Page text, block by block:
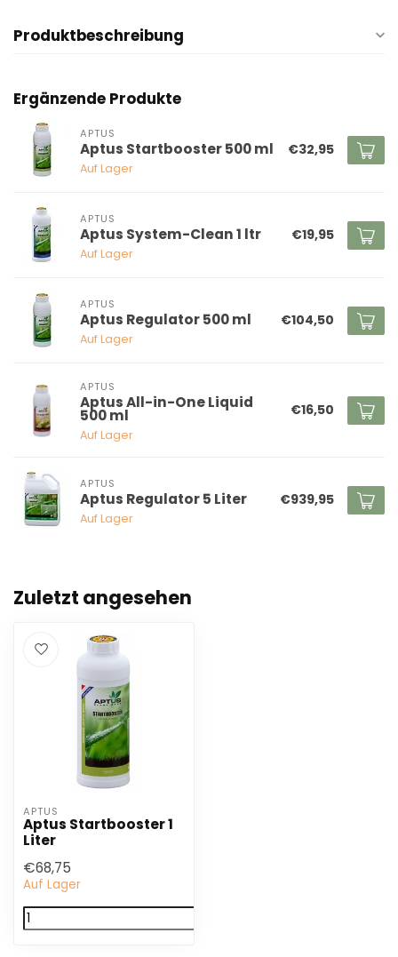
Produktbeschreibung
Ergänzende Produkte
APTUS
Aptus Startbooster 500 ml
Auf Lager
€32,95
APTUS
Aptus System-Clean 1 ltr
Auf Lager
€19,95
APTUS
Aptus Regulator 500 ml
Auf Lager
€104,50
APTUS
Aptus All-in-One Liquid
500 ml
Auf Lager
€16,50
APTUS
Aptus Regulator 5 Liter
Auf Lager
€939,95
Zuletzt angesehen
APTUS
Aptus Startbooster 1
Liter
€68,75
Auf Lager